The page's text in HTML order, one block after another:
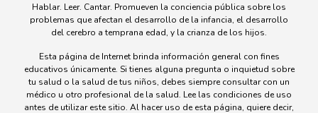
Hablar. Leer. Cantar. Promueven la conciencia pública sobre los
problemas que afectan el desarrollo de la infancia, el desarrollo
del cerebro a temprana edad, y la crianza de los hijos.
Esta página de Internet brinda información general con fines
educativos únicamente. Si tienes alguna pregunta o inquietud sobre
tu salud o la salud de tus niños, debes siempre consultar con un
médico u otro profesional de la salud. Lee las condiciones de uso
antes de utilizar este sitio. Al hacer uso de esta página, quiere decir,